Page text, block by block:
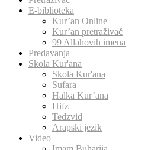
E-biblioteka
Kur’an Online
Kur’an pretraživač
99 Allahovih imena
Predavanja
Skola Kur'ana
Skola Kur'ana
Sufara
Halka Kur’ana
Hifz
Tedzvid
Arapski jezik
Video